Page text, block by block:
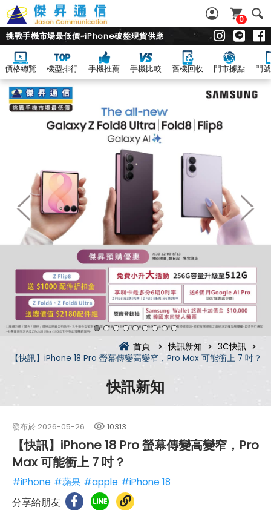
0
挑戰手機市場最低價~iPhone破盤現貨供應
價格總覽 機型排行 手機推薦 手機比較 舊機回收 門市據點 門
首頁 快訊新知
3C快訊
【快訊】iPhone 18 Pro 螢幕傳變高變窄，Pro Max 可能衝上 7 吋？
快訊新知
發布於 2026-05-26 10313
【快訊】iPhone 18 Pro 螢幕傳變高變窄，Pro
Max 可能衝上 7 吋？
#iPhone #蘋果 #apple #iPhone 18
分享給朋友